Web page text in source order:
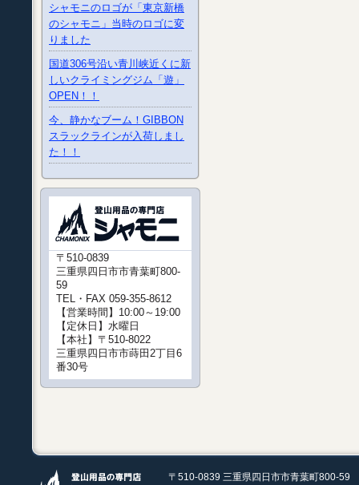
シャモニのロゴが「東京新橋
のシャモニ」当時のロゴに変
りました
国道306号沿い青川峡近くに新
しいクライミングジム「遊」
OPEN！！
今、静かなブーム！GIBBON
スラックラインが入荷しまし
た！！
〒510-0839
三重県四日市市青葉町800-
59
TEL・FAX 059-355-8612
【営業時間】10:00～19:00
【定休日】水曜日
【本社】〒510-8022
三重県四日市市蒔田2丁目6
番30号
〒510-0839 三重県四日市市青葉町800-59